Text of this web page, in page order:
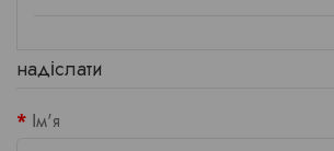
надіслати
Ім'я